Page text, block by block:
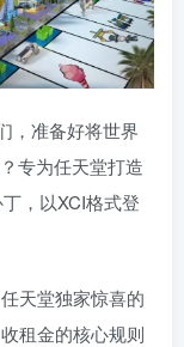
，准备好将世界
专为任天堂打造
，以XCI格式登
天堂独家惊喜的
租金的核心规则